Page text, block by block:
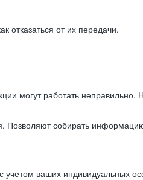
от их передачи.
могут работать
собирать
ваших индивидуальных